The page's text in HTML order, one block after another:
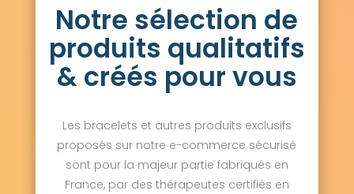
Notre sélection de
produits qualitatifs
& créés pour vous
Les bracelets et autres produits exclusifs
proposés sur notre e-commerce sécurisé
sont pour la majeur partie fabriqués en
France, par des thérapeutes certifiés en